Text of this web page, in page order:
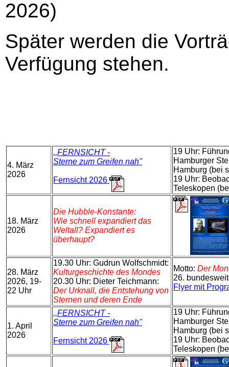
2026)
Später werden die
Verfügung stehen.
4. März
2026
,,FERNSICHT -
Sterne zum Greifen nah''
Fernsicht 2026
19 Uhr:
Hamburger
Hamburg (bei
19 Uhr:
Teleskopen
18. März
2026
Die Hubble-Konstante:
Wie schnell expandiert das
Weltall? Expandiert es
überhaupt?
28. März
2026, 19-
22 Uhr
19.30 Uhr: Gudrun Wolfschmidt:
Kulturgeschichte des Mondes
20.30 Uhr: Dieter Teichmann:
Der Urknall, die Entstehung von
Sternen und deren Ende
Motto: Der
26.
Flyer mit
1. April
2026
,,FERNSICHT -
Sterne zum Greifen nah''
Fernsicht 2026
19 Uhr:
Hamburger
Hamburg (bei
19 Uhr:
Teleskopen